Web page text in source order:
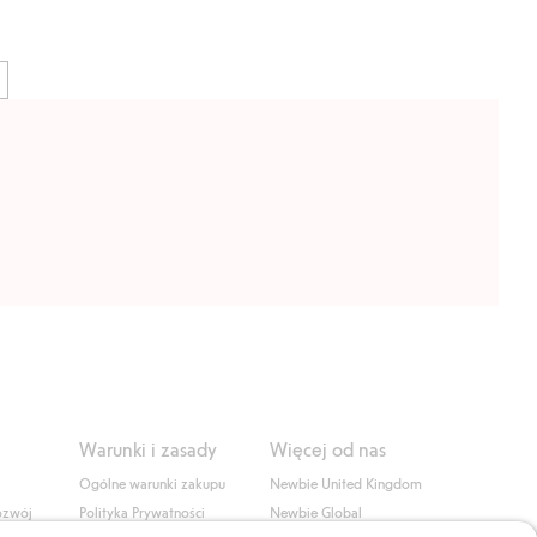
Warunki i zasady
Ogólne warunki zakupu
Polityka Prywatności
Więcej od nas
Newbie United Kingdom
Newbie Global